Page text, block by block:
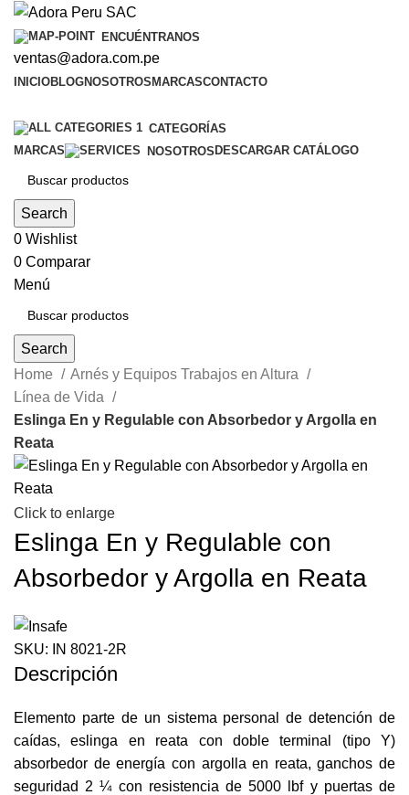
ENCUÉNTRANOS
ventas@adora.com.pe
INICIOBLOGNOSOTROS MARCASCONTACTO
CATEGORÍAS
MARCAS
NOSOTROS DESCARGAR CATÁLOGO
Search
0 Wishlist
0 Comparar
Menú
Search
Home
Arnés y Equipos Trabajos en Altura
Línea de Vida
Eslinga En y Regulable con Absorbedor y Argolla en
Reata
Click to enlarge
Eslinga En y Regulable con
Absorbedor y Argolla en Reata
SKU: IN 8021-2R
Descripción
Elemento parte de un sistema personal de detención de
caídas, eslinga en reata con doble terminal (tipo Y)
absorbedor de energía con argolla en reata, ganchos de
seguridad 2 ¼ con resistencia de 5000 lbf y puertas de